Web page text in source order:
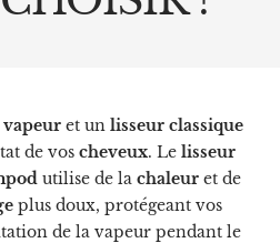
et un lisseur classique
de vos cheveux. Le lisseur
utilise de la chaleur et de
plus doux, protégeant vos
de la vapeur pendant le